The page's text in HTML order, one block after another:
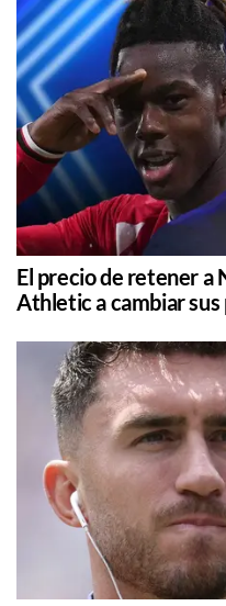
El precio de retener a
Athletic a cambiar sus